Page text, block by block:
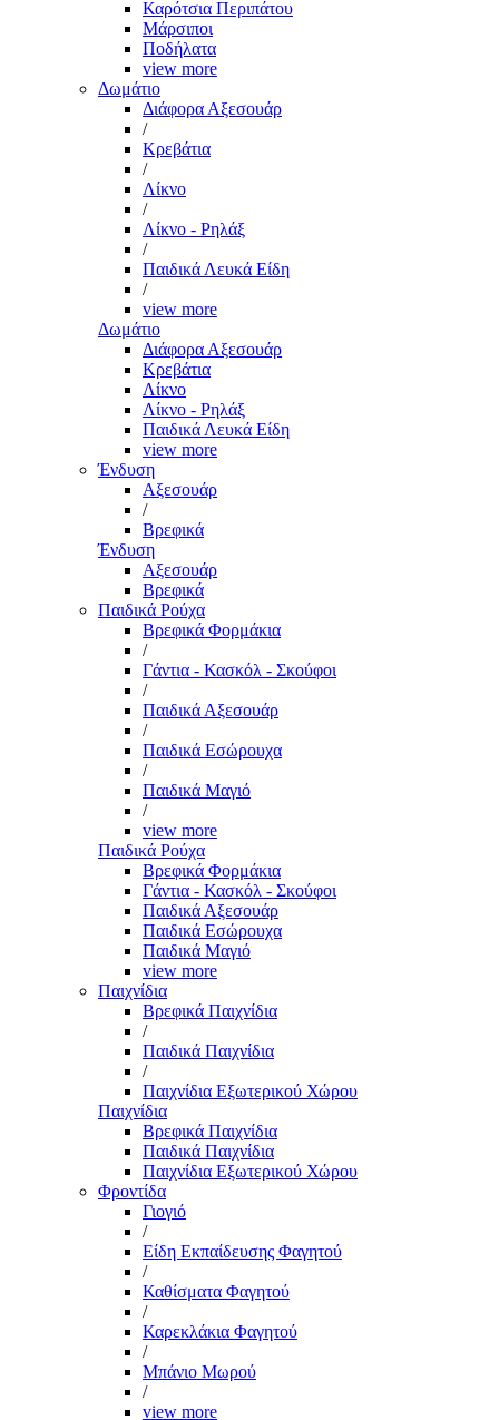
Καρότσια Περιπάτου
Μάρσιποι
Ποδήλατα
view more
Δωμάτιο
Διάφορα Αξεσουάρ
/
Κρεβάτια
/
Λίκνο
/
Λίκνο - Ρηλάξ
/
Παιδικά Λευκά Είδη
/
view more
Δωμάτιο
Διάφορα Αξεσουάρ
Κρεβάτια
Λίκνο
Λίκνο - Ρηλάξ
Παιδικά Λευκά Είδη
view more
Ένδυση
Αξεσουάρ
/
Βρεφικά
Ένδυση
Αξεσουάρ
Βρεφικά
Παιδικά Ρούχα
Βρεφικά Φορμάκια
/
Γάντια - Κασκόλ - Σκούφοι
/
Παιδικά Αξεσουάρ
/
Παιδικά Εσώρουχα
/
Παιδικά Μαγιό
/
view more
Παιδικά Ρούχα
Βρεφικά Φορμάκια
Γάντια - Κασκόλ - Σκούφοι
Παιδικά Αξεσουάρ
Παιδικά Εσώρουχα
Παιδικά Μαγιό
view more
Παιχνίδια
Βρεφικά Παιχνίδια
/
Παιδικά Παιχνίδια
/
Παιχνίδια Εξωτερικού Χώρου
Παιχνίδια
Βρεφικά Παιχνίδια
Παιδικά Παιχνίδια
Παιχνίδια Εξωτερικού Χώρου
Φροντίδα
Γιογιό
/
Είδη Εκπαίδευσης Φαγητού
/
Καθίσματα Φαγητού
/
Καρεκλάκια Φαγητού
/
Μπάνιο Μωρού
/
view more